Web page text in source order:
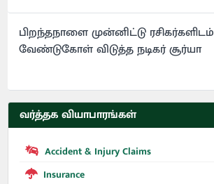
பிறந்தநாளை முன்னிட்டு ரசிகர்களிடம்
வேண்டுகோள் விடுத்த நடிகர் சூர்யா
வர்த்தக வியாபாரங்கள்
Accident & Injury Claims
Insurance